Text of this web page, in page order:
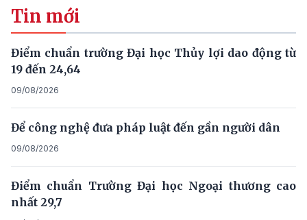
Tin mới
Điểm chuẩn trường Đại học Thủy lợi dao động từ
19 đến 24,64
09/08/2026
Để công nghệ đưa pháp luật đến gần người dân
09/08/2026
Điểm chuẩn Trường Đại học Ngoại thương cao
nhất 29,7